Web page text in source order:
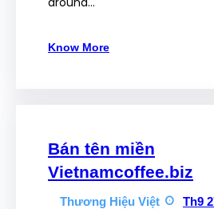
Know More
Bán tên miền
Vietnamcoffee.biz
Thương Hiệu Việt
Th9